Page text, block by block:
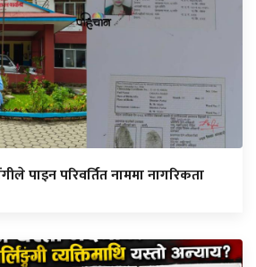
पाइन परिवर्तित नाममा नागरिकता